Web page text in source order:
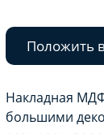
Положить
Накладная
большими